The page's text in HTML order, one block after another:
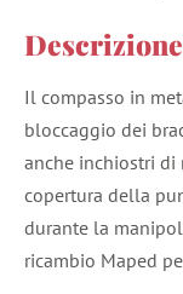
Il compasso in
bloccaggio dei
anche inchiostri di
copertura della
durante la
ricambio Maped